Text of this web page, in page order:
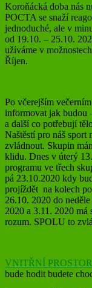
Koroňácká doba nás
POCTA se snaží
jednoduché, ale v
od 19.10. – 25.10.
užíváme v
Říjen.
Po včerejším
informovat jak budou
a další co potřebují
Naštěstí pro náš sport
zvládnout. Skupin
klidu. Dnes v úterý
programu ve třech
pá 23.10.2020 kdy
projíždět na kolech
26.10. 2020 do
2020 a 3.11. 2020
rozum. SPOLU to
VNITŘNÍ
bude hodit budete